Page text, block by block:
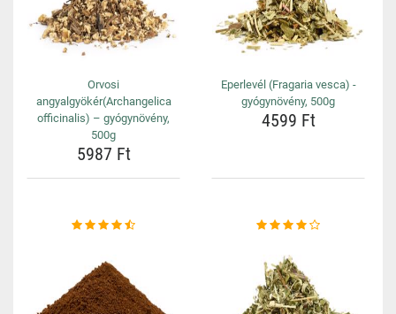
Orvosi
angyalgyökér(Archangelica
officinalis) – gyógynövény,
500g
5987 Ft
Eperlevél (Fragaria vesca) -
gyógynövény, 500g
4599 Ft